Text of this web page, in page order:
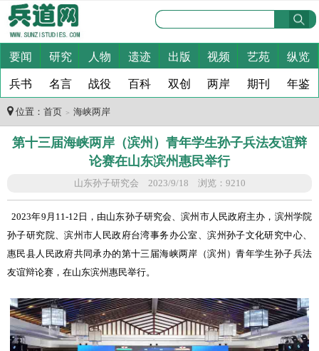
要闻 研究 人物 遗迹 出版 视频 艺苑 纵览
兵书 名言 战役 百科 双创 两岸 期刊 年鉴
位置： 首页 ＞ 海峡两岸
第十三届海峡两岸（滨州）青年学生孙子兵法友谊辩
论赛在山东滨州惠民举行
山东孙子研究会 2023/9/18 浏览：9210
2023年9月11-12日，由山东孙子研究会、滨州市人民政府主办，滨州学院
孙子研究院、滨州市人民政府台湾事务办公室、滨州孙子文化研究中心、
惠民县人民政府共同承办的第十三届海峡两岸（滨州）青年学生孙子兵法
友谊辩论赛，在山东滨州惠民举行。